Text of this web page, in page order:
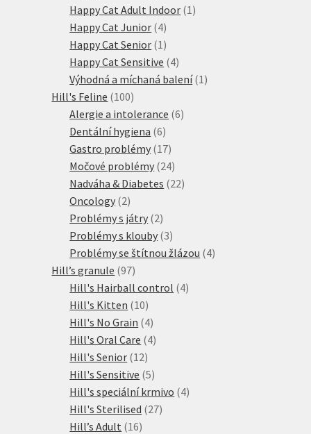
produktů
Happy Cat Adult Indoor 1 1
Happy Cat Junior 44
produkty
Happy Cat Senior 1 1
produkt
Happy Cat Sensitive 44
produkty
Výhodná a míchaná balení 1 1
Hill's Feline 100100
produktů
Alergie a intolerance 66
Dentální hygiena 66
produktů
Gastro problémy 1717
produktů
Močové problémy 2424
produktů
Nadváha & Diabetes 2222
Oncology 22
produkty
Problémy s játry 22
produkty
Problémy s klouby 33
produkty
Problémy se štítnou žlázou 44
Hill’s granule 9797
produktů
Hill's Hairball control 44
Hill's Kitten 1010
produktů
Hill's No Grain 44
produkty
Hill's Oral Care 44
Hill's Senior 1212
produktů
Hill's Sensitive 55
produktů
Hill's speciální krmivo 44
Hill's Sterilised 2727
Hill’s Adult 1616